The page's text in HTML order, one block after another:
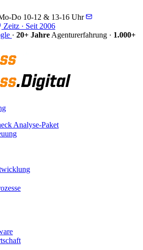
Do 10-12 & 13-16 Uhr
Zeitz · Seit 2006
· 20+ Jahre Agenturerfahrung · 1.000+
Analyse-Paket